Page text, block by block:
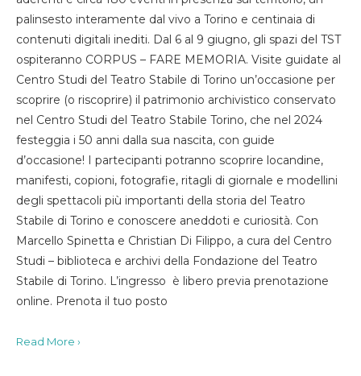
palinsesto interamente dal vivo a Torino e centinaia di
contenuti digitali inediti. Dal 6 al 9 giugno, gli spazi del TST
ospiteranno CORPUS – FARE MEMORIA. Visite guidate al
Centro Studi del Teatro Stabile di Torino un’occasione per
scoprire (o riscoprire) il patrimonio archivistico conservato
nel Centro Studi del Teatro Stabile Torino, che nel 2024
festeggia i 50 anni dalla sua nascita, con guide
d’occasione! I partecipanti potranno scoprire locandine,
manifesti, copioni, fotografie, ritagli di giornale e modellini
degli spettacoli più importanti della storia del Teatro
Stabile di Torino e conoscere aneddoti e curiosità. Con
Marcello Spinetta e Christian Di Filippo, a cura del Centro
Studi – biblioteca e archivi della Fondazione del Teatro
Stabile di Torino. L’ingresso è libero previa prenotazione
online. Prenota il tuo posto
Read More ›